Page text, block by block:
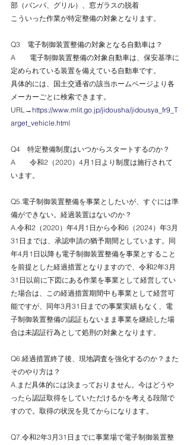
部（バンパ、グリル）、窓ガラスの脱着
こういった作業が特定整備の対象となります。
Q3　電子制御装置整備の対象となる自動車は？
A　　電子制御装置整備の対象自動車は、保安基準に
定められている装置を備えている自動車です。
具体的には、国土交通省の該当ホームページより各
メーカーごとに検索できます。
URL→https://www.mlit.go.jp/jidousha/jidousya_fr9_T
arget_vehicle.html
Q4　特定整備制度はいつからスタートするのか？
A　　令和2（2020）4月1日より制度は施行されて
います。
Q5.電子制御装置整備を事業としたいが、すぐには準
備ができない。経過装置はないのか？
A.令和2（2020）年4月1日から令和6（2024）年3月
31日までは、承認申請の猶予期間としています。同
年4月1日以降も電子制御装置整備を事業とすること
を前提とした経過措置となりますので、令和2年3月
31日以前に下図にある作業を事業として経営してい
た場合は、この経過措置期間中も事業として経営可
能ですが、同年3月31日までの事業実績もなく、電
子制御装置整備の認証もないまま事業を継続した場
合は未認証行為として処刑の対象となります。
Q6.経過措置終了後、現地調査を強化するのか？また
そのやり方は？
A.まだ具体的には決まっておりません。今はどうや
ったら認証取得をしていただけるかを考える段階で
すので。取得の状況を見てからになります。
Q7.令和2年3月31日までに事業場で電子制御装置整